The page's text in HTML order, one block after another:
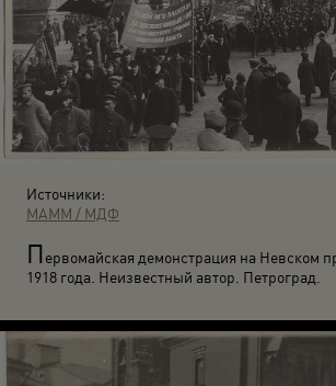
Источники:
МАММ / МДФ
Первомайская демонстрация на Невском
1918 года. Неизвестный автор. Петроград.